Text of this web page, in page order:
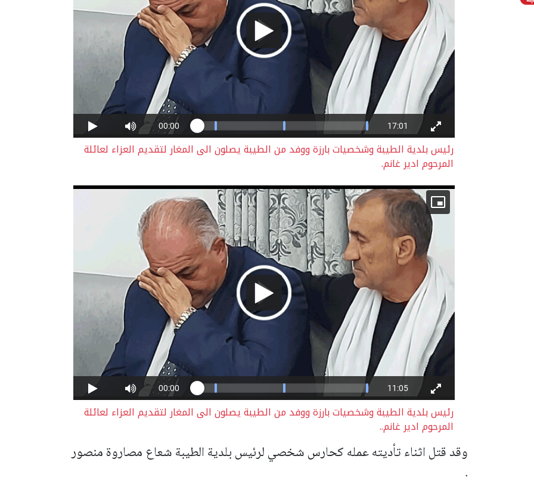
رئيس بلدية الطيبة وشخصيات بارزة ووفد من الطيبة يصلون الى المغار لتقديم العزاء لعائلة
المرحوم ادير غانم.
رئيس بلدية الطيبة وشخصيات بارزة ووفد من الطيبة يصلون الى المغار لتقديم العزاء لعائلة
المرحوم ادير غانم..
وقد قتل اثناء تأديته عمله كحارس شخصي لرئيس بلدية الطيبة شعاع مصاروة منصور
.